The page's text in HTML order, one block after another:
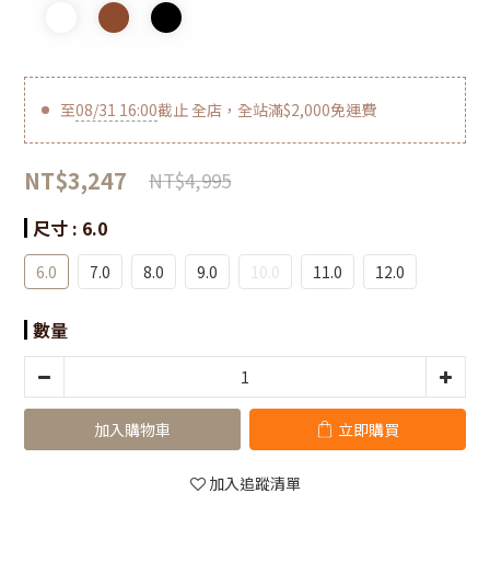
至08/31 16:00截止 全店，全站滿$2,000免運費
NT$3,247 NT$4,995
尺寸 : 6.0
6.0 7.0 8.0 9.0 10.0 11.0 12.0
數量
加入購物車 立即購買
加入追蹤清單